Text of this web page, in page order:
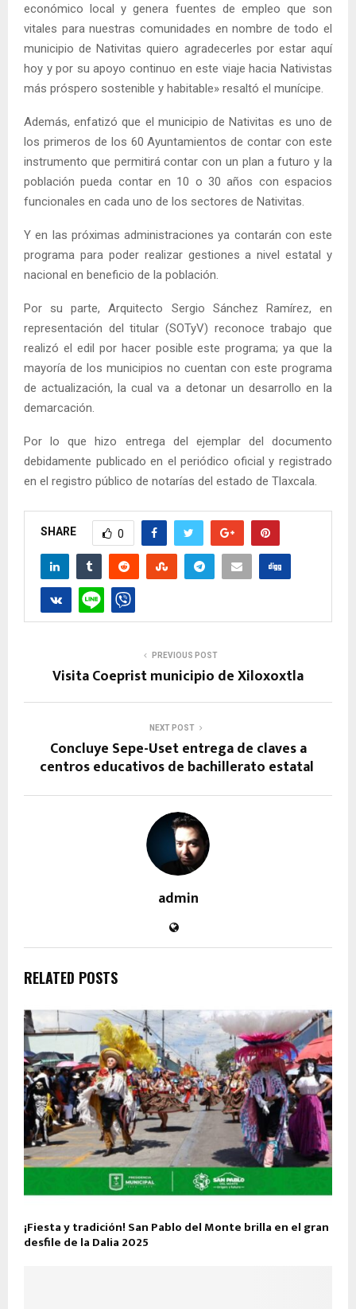
económico local y genera fuentes de empleo que son
vitales para nuestras comunidades en nombre de todo el
municipio de Nativitas quiero agradecerles por estar aquí
hoy y por su apoyo continuo en este viaje hacia Nativistas
más próspero sostenible y habitable» resaltó el munícipe.
Además, enfatizó que el municipio de Nativitas es uno de
los primeros de los 60 Ayuntamientos de contar con este
instrumento que permitirá contar con un plan a futuro y la
población pueda contar en 10 o 30 años con espacios
funcionales en cada uno de los sectores de Nativitas.
Y en las próximas administraciones ya contarán con este
programa para poder realizar gestiones a nivel estatal y
nacional en beneficio de la población.
Por su parte, Arquitecto Sergio Sánchez Ramírez, en
representación del titular (SOTyV) reconoce trabajo que
realizó el edil por hacer posible este programa; ya que la
mayoría de los municipios no cuentan con este programa
de actualización, la cual va a detonar un desarrollo en la
demarcación.
Por lo que hizo entrega del ejemplar del documento
debidamente publicado en el periódico oficial y registrado
en el registro público de notarías del estado de Tlaxcala.
SHARE 0
PREVIOUS POST
Visita Coeprist municipio de Xiloxoxtla
NEXT POST
Concluye Sepe-Uset entrega de claves a
centros educativos de bachillerato estatal
admin
RELATED POSTS
¡Fiesta y tradición! San Pablo del Monte brilla en el gran
desfile de la Dalia 2025